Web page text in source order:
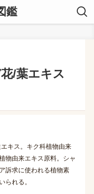
鑑
/葉エキス
キス。キク科植物由来
物由来エキス原料。シャ
訴求に使われる植物素
られる。